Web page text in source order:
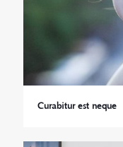
Curabitur est neque